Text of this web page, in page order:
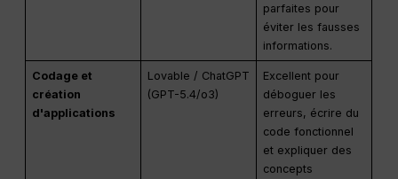
parfaites pour
éviter les fausses
informations.
Codage et
création
d'applications
Lovable / ChatGPT
(GPT-5.4/o3)
Excellent pour
déboguer les
erreurs, écrire du
code fonctionnel
et expliquer des
concepts